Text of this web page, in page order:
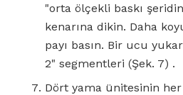
"orta ölçekli baskı
kenarına dikin. Daha
payı basın. Bir ucu
2" segmentleri (Şek. 7) .
Dört yama ünitesinin